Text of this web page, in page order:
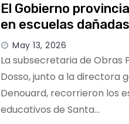
El Gobierno
en escuelas
May 13, 2026
La subsecretaria de Obras
Dosso, junto a la directora
Denouard, recorrieron los
educativos de Santa…